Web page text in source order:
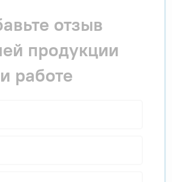
отзыв
продукции
и работе